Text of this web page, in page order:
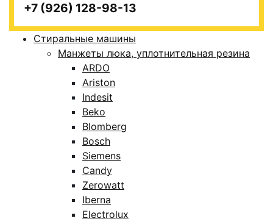
+7 (926) 128-98-13
Стиральные машины
Манжеты люка, уплотнительная резина
ARDO
Ariston
Indesit
Beko
Blomberg
Bosch
Siemens
Candy
Zerowatt
Iberna
Electrolux